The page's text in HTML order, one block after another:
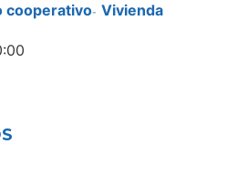
cooperativo- Vivienda